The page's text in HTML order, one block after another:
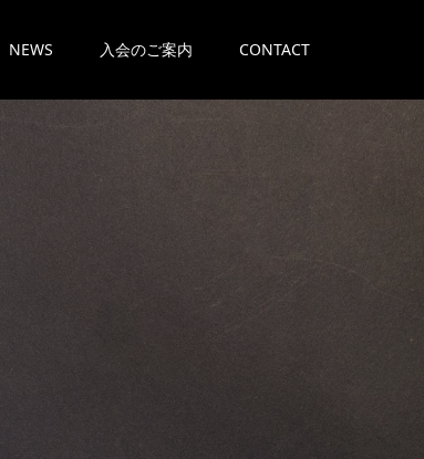
NEWS 入会のご案内 CONTACT